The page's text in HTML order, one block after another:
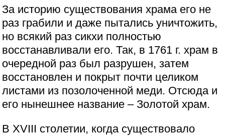
За историю существования храма его не
раз грабили и даже пытались уничтожить,
но всякий раз сикхи полностью
восстанавливали его. Так, в 1761 г. храм в
очередной раз был разрушен, затем
восстановлен и покрыт почти целиком
листами из позолоченной меди. Отсюда и
его нынешнее название – Золотой храм.
В XVIII столетии, когда существовало